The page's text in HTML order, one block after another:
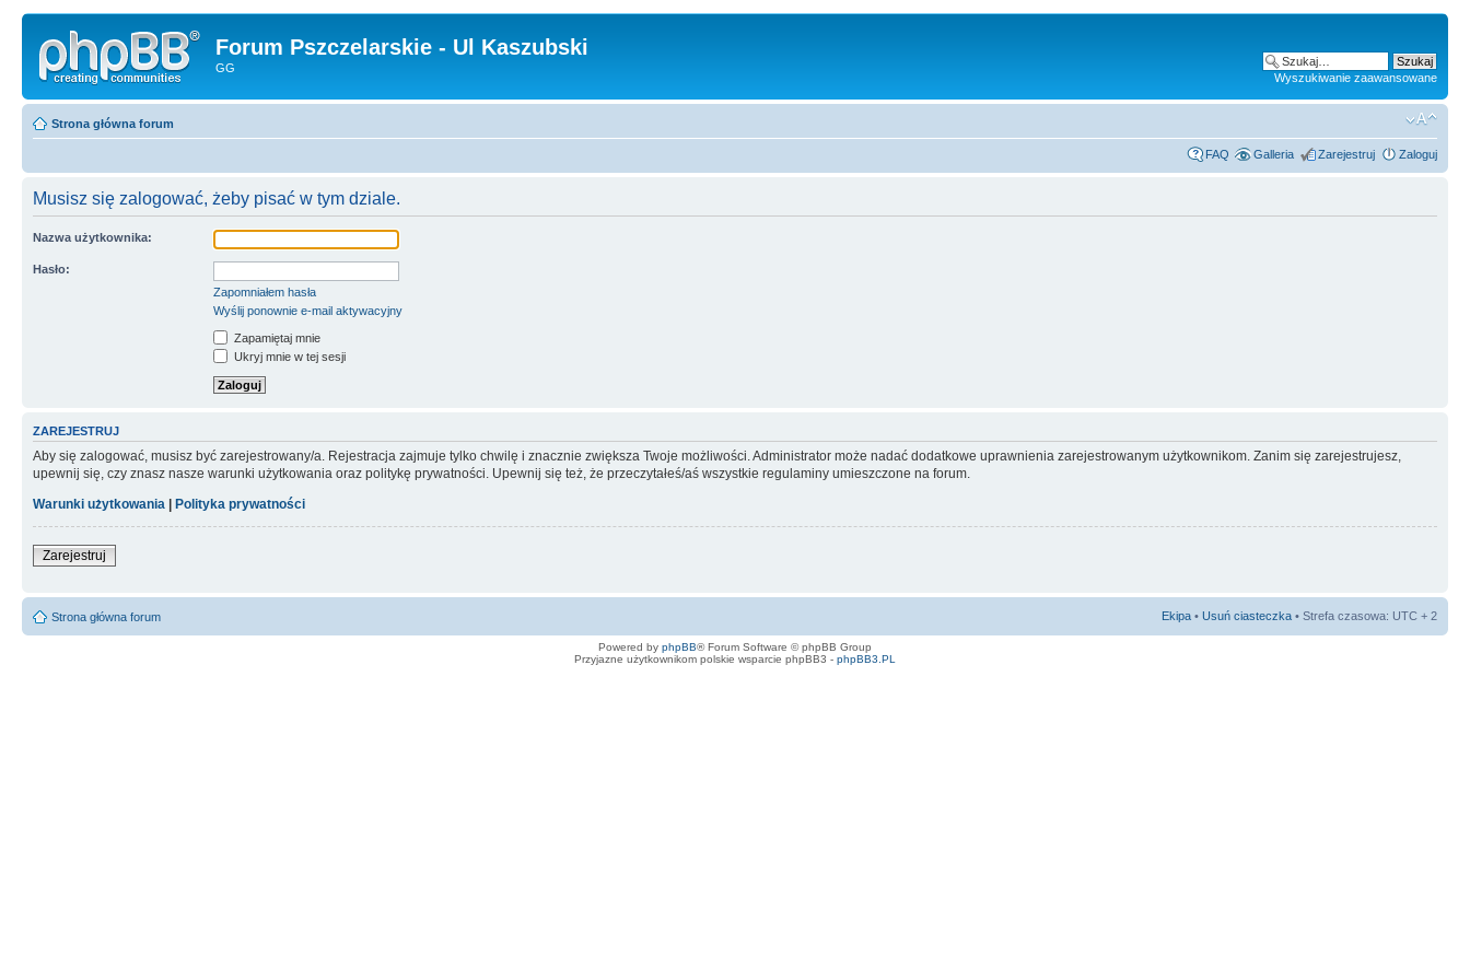
Forum Pszczelarskie - Ul Kaszubski
GG
Wyszukiwanie zaawansowane
Strona główna forum
FAQ Galleria Zarejestruj Zaloguj
Musisz się zalogować, żeby pisać w tym dziale.
Nazwa użytkownika:
Hasło:
Zapomniałem hasła
Wyślij ponownie e-mail aktywacyjny
Zapamiętaj mnie
Ukryj mnie w tej sesji
ZAREJESTRUJ
Aby się zalogować, musisz być zarejestrowany/a. Rejestracja zajmuje tylko chwilę i znacznie zwiększa Twoje możliwości. Administrator może nadać dodatkowe uprawnienia zarejestrowanym użytkownikom. Zanim się zarejestrujesz,
upewnij się, czy znasz nasze warunki użytkowania oraz politykę prywatności. Upewnij się też, że przeczytałeś/aś wszystkie regulaminy umieszczone na forum.
Warunki użytkowania
Polityka prywatności
Zarejestruj
Strona główna forum Ekipa • Usuń ciasteczka • Strefa czasowa: UTC + 2
Powered by phpBB® Forum Software © phpBB Group
Przyjazne użytkownikom polskie wsparcie phpBB3 - phpBB3.PL